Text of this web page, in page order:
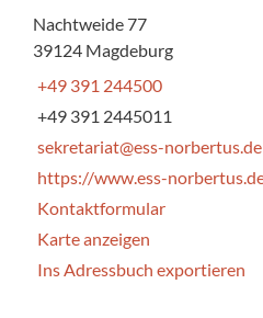
Nachtweide 77
39124 Magdeburg
+49 391 244500
+49 391 2445011
sekretariat@ess-norbertus.de
https://www.ess-
Kontaktformular
Karte anzeigen
Ins Adressbuch exportieren